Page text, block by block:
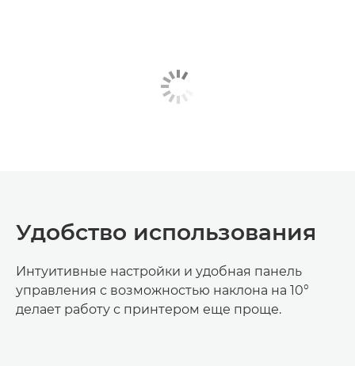
Удобство использования
Интуитивные настройки и удобная панель
управления с возможностью наклона на 10­°
делает работу с принтером еще проще.